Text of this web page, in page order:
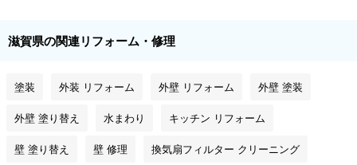
滋賀県の関連リフォーム・修理
塗装 外装 リフォーム 外壁 リフォーム 外壁 塗装
外壁 塗り替え 水まわり キッチン リフォーム
壁 塗り替え 壁 修理 換気扇フィルター クリーニング